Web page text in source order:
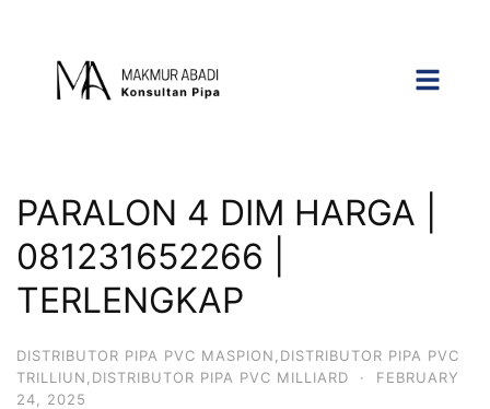
PARALON 4 DIM HARGA |
081231652266 |
TERLENGKAP
DISTRIBUTOR PIPA PVC MASPION,DISTRIBUTOR PIPA PVC
TRILLIUN,DISTRIBUTOR PIPA PVC MILLIARD
·
FEBRUARY
24, 2025